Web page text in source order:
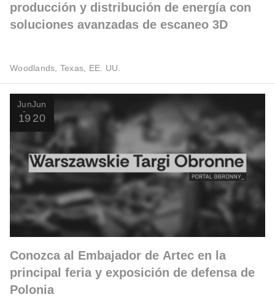
producción y distribución de energía con
soluciones avanzadas de escaneo 3D
Woodlands, Texas, EE. UU.
Jun
19
Jun
20
Conozca al Embajador de Artec en la
principal feria y exposición de defensa de
Polonia